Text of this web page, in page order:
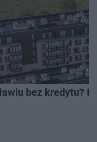
bez kredytu?